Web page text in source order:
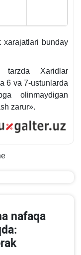
хarajatlari bunday
tarzda Xaridlar
6 va 7-ustunlarda
olinmaydigan
zarur».
nafaqa